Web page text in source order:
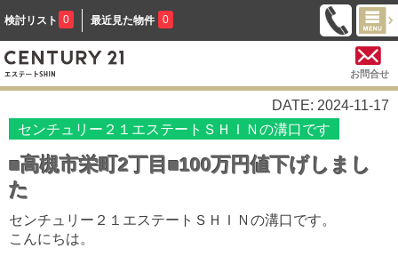
検討リスト 0 最近見た物件 0
お問合せ
DATE: 2024-11-17
センチュリー２１エステートＳＨＩＮの溝口です
■高槻市栄町2丁目■100万円値下げしまし
た
センチュリー２１エステートＳＨＩＮの溝口です。
こんにちは。